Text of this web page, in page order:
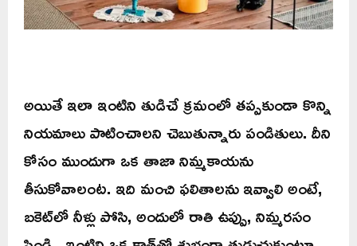
అయితే ఇలా ఇంటిని తుడిచే క్రమంలో తప్పకుండా కొన్ని
నియమాలు పాటించాలని చెబుతున్నారు పండితులు. దీని
కోసం ముందుగా ఒక తాజా నిమ్మకాయను
తీసుకోవాలంట. ఇది మంచి ఫలితాలను ఇవ్వాలి అంటే,
బకెట్‌లో నీళ్లు పోసి, అందులో రాతి ఉప్పు, నిమ్మరసం